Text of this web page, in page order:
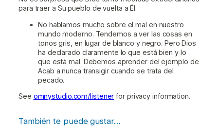
para traer a Su pueblo de vuelta a Él.
No hablamos mucho sobre el mal en nuestro
mundo moderno. Tendemos a ver las cosas en
tonos gris, en lugar de blanco y negro. Pero Dios
ha declarado claramente lo que está bien y lo
que está mal. Debemos aprender del ejemplo de
Acab a nunca transigir cuando se trata del
pecado.
See omnystudio.com/listener for privacy information.
También te puede gustar…